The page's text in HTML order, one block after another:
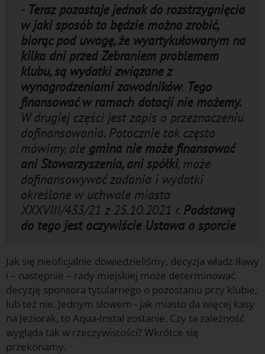
- Teraz pozostaje jednak do rozstrzygnięcia
w jaki sposób to będzie można zrobić,
biorąc pod uwagę, że wyartykułowanym na
kilka dni przed Zebraniem problemem
klubu, są wydatki związane z
wynagrodzeniami zawodników. Tego
finansować w ramach dotacji nie możemy.
W drugiej części jest zapis o przeznaczeniu
dofinansowania. Potocznie tak często
mówimy, ale gmina nie może finansować
ani Stowarzyszenia, ani spółki, może
dofinansowywać zadania i wydatki
określone w uchwale miasta
XXXVIII/433/21 z 25.10.2021 r. Podstawą
do tego jest oczywiście Ustawa o sporcie
Jak się nieoficjalnie dowiedzieliśmy, decyzja władz Iławy
i – następnie – rady miejskiej może determinować
decyzję sponsora tytularnego o pozostaniu przy klubie,
lub też nie. Jednym słowem - jak miasto da więcej kasy
na Jeziorak, to Aqua-Instal zostanie. Czy ta zależność
wygląda tak w rzeczywistości? Wkrótce się
przekonamy.